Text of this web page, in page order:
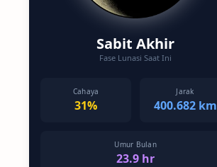
Sabit Akhir
Fase Lunasi Saat Ini
Cahaya
31%
Jarak
400.682 km
Umur Bulan
23.9 hr